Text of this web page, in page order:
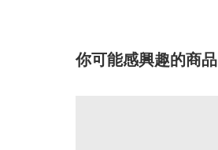
你可能感興趣的商品